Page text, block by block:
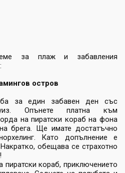
за плаж и забавления
остров
за един забавен ден със
Опънете платна към
на пиратски кораб на фона
брега. Ще имате достатъчно
Като допълнение е
обещава се страхотно
кораб, приключението